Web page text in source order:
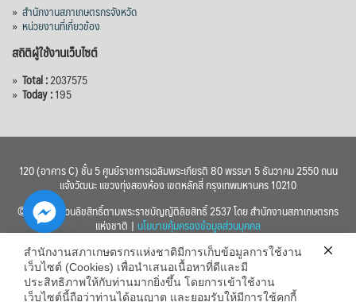
» สำนักงานสภาเกษตรกรจังหวัด
» หน่วยงานที่เกี่ยวข้อง
สถิติผู้ใช้งานเว็บไซต์
» Total :2037575
» Today :195
120 (อาคาร C) ชั้น 5 ศูนย์ราชการเฉลิมพระเกียรติ 80 พรรษา 5 ธันวาคม 2550 ถนน
แจ้งวัฒนะ แขวงทุ่งสองห้อง เขตหลักสี่ กรุงเทพมหานคร 10210
© 2560 สงวนลิขสิทธิ์ตามพระราชบัญญัติลิขสิทธิ์ 2537 โดย สำนักงานสภาเกษตรกร
แห่งชาติ | นโยบายคุ้มครองข้อมูลส่วนบุคคล
สำนักงานสภาเกษตรกรแห่งชาติมีการเก็บข้อมูลการใช้งาน
เว็บไซต์ (Cookies) เพื่อนำเสนอเนื้อหาที่ดีและมี
ประสิทธิภาพให้กับท่านมากยิ่งขึ้น โดยการเข้าใช้งาน
เว็บไซต์นี้ถือว่าท่านได้อนุญาต และยอมรับให้มีการใช้คุกกี้